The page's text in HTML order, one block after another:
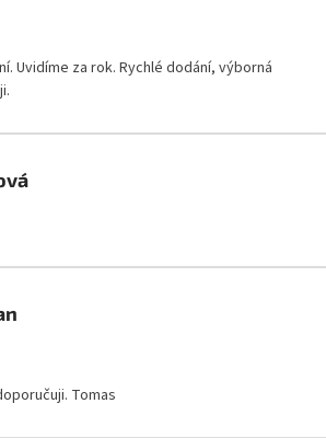
Uvidíme za rok. Rychlé dodání, výborná
Tomas